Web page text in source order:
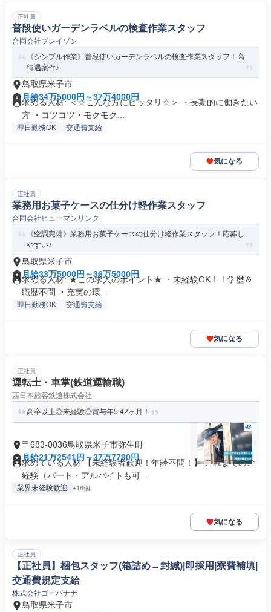
正社員
普段使いガーデンラベルの検査作業スタッフ
合同会社ブレイゾン
《シンプル作業》普段使いガーデンラベルの検査作業スタッフ！高
待遇案件♪
鳥取県米子市
月給34万5000円～37万4000円
求める人材: ＜☆こんな方にピッタリ☆＞ ・長期的に働きたい
方 ・コツコツ・モクモク...
即日勤務OK 交通費支給
気になる
正社員
業務用お菓子ケースの仕分け軽作業スタッフ
合同会社ヒューマンリンク
《空調完備》業務用お菓子ケースの仕分け軽作業スタッフ！応募し
やすい♪
鳥取県米子市
月給33万5000円～36万5000円
求める人材: ★この求人のポイント★ ・未経験OK！！学歴＆
職歴不問 ・充実の環...
即日勤務OK 交通費支給
気になる
正社員
運転士・車掌(鉄道運輸職)
西日本旅客鉄道株式会社
高卒以上◎未経験◎賞与年5.42ヶ月！
〒683-0036鳥取県米子市弥生町
月給21万2541円～37万7790円
求めている人材 【未経験者歓迎！年齢不問！】 これまでのご
経験（パート・アルバイトも可...
業界未経験歓迎 +16個
気になる
正社員
【正社員】梱包スタッフ(箱詰め→封緘)|即採用|寮費補填|
交通費規定支給
株式会社ゴーバナナ
鳥取県米子市